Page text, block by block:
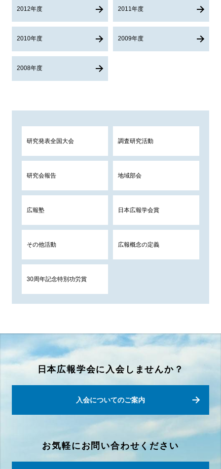
2012年度 2011年度
2010年度 2009年度
2008年度
研究発表全国大会 調査研究活動
研究会報告 地域部会
広報塾 日本広報学会賞
その他活動 広報概念の定義
30周年記念特別功労賞
日本広報学会に入会しませんか？
入会についてのご案内
お気軽にお問い合わせください